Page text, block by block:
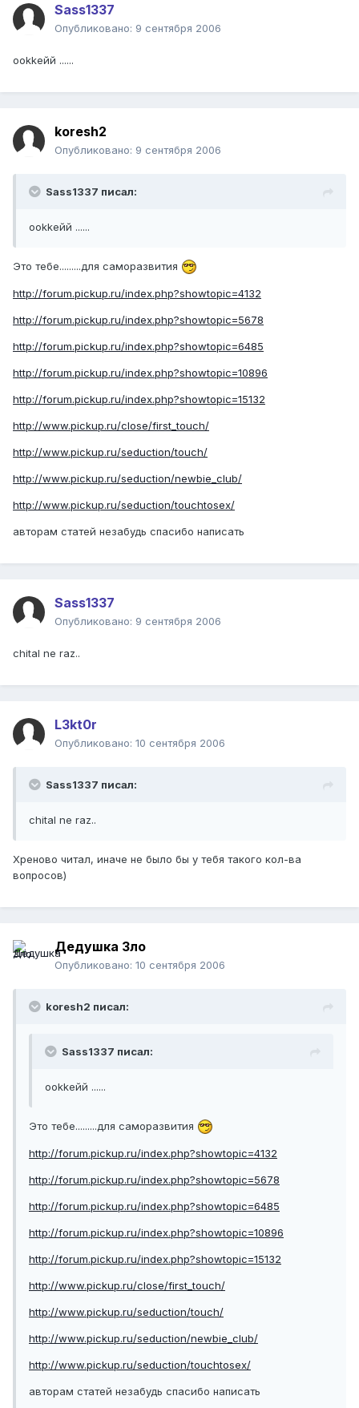
Sass1337
Опубликовано: 9 сентября 2006
ookkейй ......
koresh2
Опубликовано: 9 сентября 2006
Sass1337 писал:
ookkейй ......
Это тебе.........для саморазвития
http://forum.pickup.ru/index.php?showtopic=4132
http://forum.pickup.ru/index.php?showtopic=5678
http://forum.pickup.ru/index.php?showtopic=6485
http://forum.pickup.ru/index.php?showtopic=10896
http://forum.pickup.ru/index.php?showtopic=15132
http://www.pickup.ru/close/first_touch/
http://www.pickup.ru/seduction/touch/
http://www.pickup.ru/seduction/newbie_club/
http://www.pickup.ru/seduction/touchtosex/
авторам статей незабудь спасибо написать
Sass1337
Опубликовано: 9 сентября 2006
chital ne raz..
L3kt0r
Опубликовано: 10 сентября 2006
Sass1337 писал:
chital ne raz..
Хреново читал, иначе не было бы у тебя такого кол-ва
вопросов)
Дедушка Зло
Опубликовано: 10 сентября 2006
koresh2 писал:
Sass1337 писал:
ookkейй ......
Это тебе.........для саморазвития
http://forum.pickup.ru/index.php?showtopic=4132
http://forum.pickup.ru/index.php?showtopic=5678
http://forum.pickup.ru/index.php?showtopic=6485
http://forum.pickup.ru/index.php?showtopic=10896
http://forum.pickup.ru/index.php?showtopic=15132
http://www.pickup.ru/close/first_touch/
http://www.pickup.ru/seduction/touch/
http://www.pickup.ru/seduction/newbie_club/
http://www.pickup.ru/seduction/touchtosex/
авторам статей незабудь спасибо написать